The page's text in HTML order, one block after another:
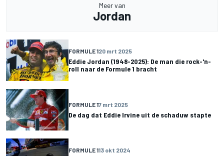
Meer van
Jordan
FORMULE 120 mrt 2025
Eddie Jordan (1948-2025): De man die rock-'n-
roll naar de Formule 1 bracht
FORMULE 17 mrt 2025
De dag dat Eddie Irvine uit de schaduw stapte
FORMULE 113 okt 2024